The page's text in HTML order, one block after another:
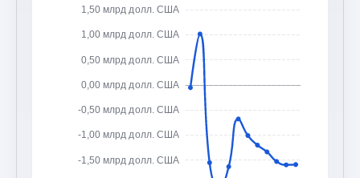
-1,50 млрд долл. США
-1,00 млрд долл. США
-0,50 млрд долл. США
0,00 млрд долл. США
0,50 млрд долл. США
1,00 млрд долл. США
1,50 млрд долл. США